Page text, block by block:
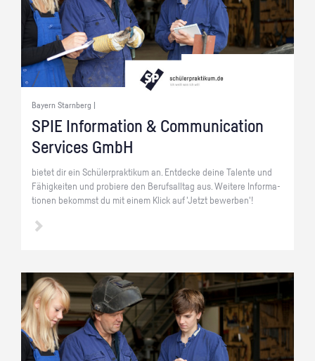
Bayern Starnberg |
SPIE In­for­ma­ti­on & Com­mu­ni­ca­ti­on
Ser­vices GmbH
bie­tet dir ein Schü­ler­prak­ti­kum an. Ent­de­cke deine Ta­len­te und
Fä­hig­kei­ten und pro­bie­re den Be­rufs­all­tag aus. Wei­te­re In­for­ma­
tio­nen be­kommst du mit einem Klick auf 'Jetzt be­wer­ben'!